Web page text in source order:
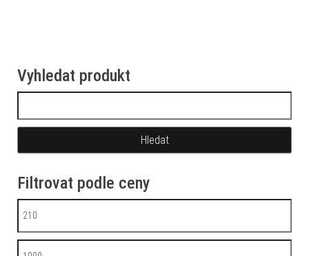
Vyhledat produkt
Filtrovat podle ceny
Minimální cena
Maximální cena